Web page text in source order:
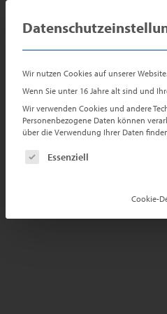
Zum
Inhalt
Zur
Navigation
Sprung
zum
Reiheneckhaus zum
Komplett
Fläche in Köln-
Wir nutzen Cookies auf unserer
Wenn Sie unter 16 Jahre alt sind und
Wir verwenden Cookies und andere
Personenbezogene Daten können
über die Verwendung Ihrer Daten
Es folgt eine Liste der
Essenziell
Cookie-